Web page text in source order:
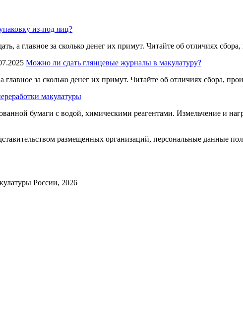
из-под яиц?
а главное за сколько денег их примут. Читайте об отличиях
Можно ли сдать глянцевые журналы в макулатуру?
за сколько денег их примут. Читайте об отличиях сбора,
макулатуры
бумаги с водой, химическими реагентами. Измельчение и
размещенных организаций, персональные данные
России, 2026